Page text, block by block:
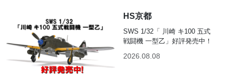
HS京都
SWS 1/32「 川崎 キ100 五式
戦闘機 一型乙」好評発売中！
2026.08.08